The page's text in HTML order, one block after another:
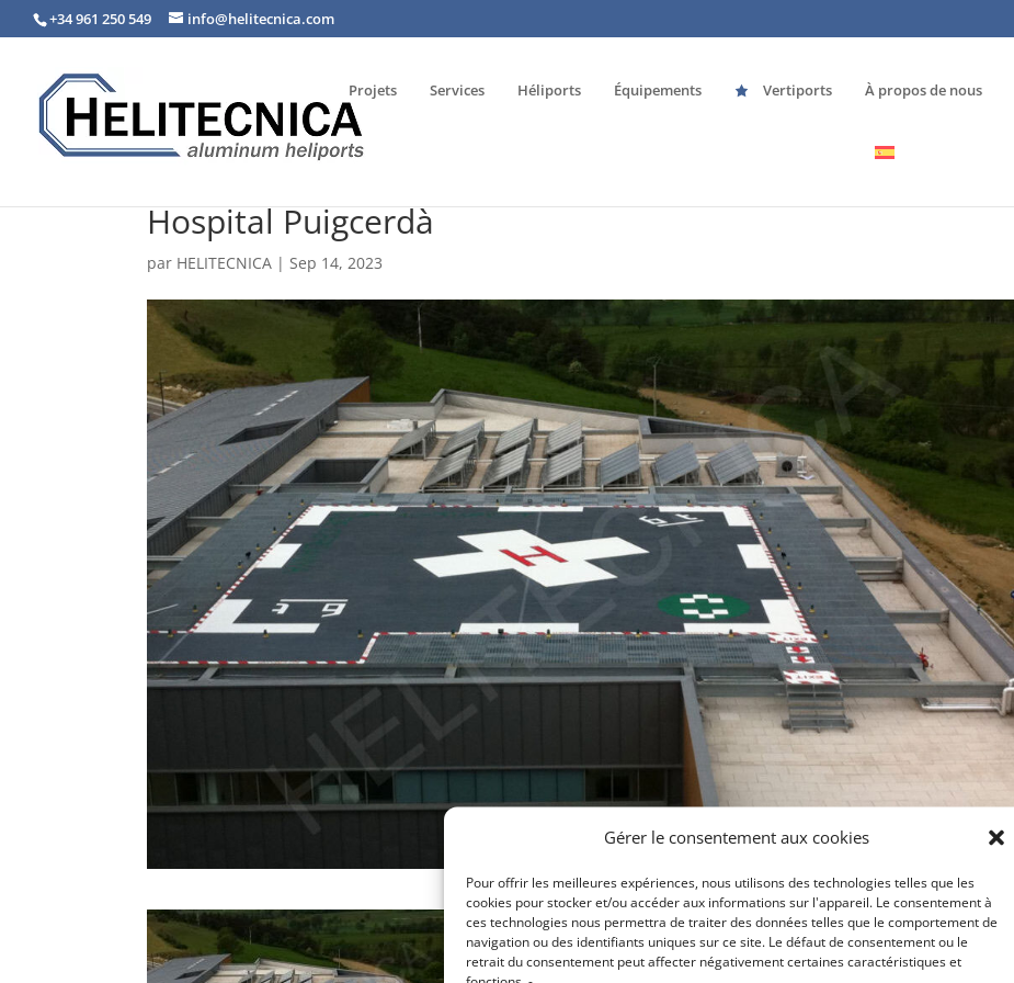
Gérer le consentement aux cookies
Pour offrir les meilleures expériences, nous utilisons des technologies telles que les
cookies pour stocker et/ou accéder aux informations sur l'appareil. Le consentement à
ces technologies nous permettra de traiter des données telles que le comportement de
navigation ou des identifiants uniques sur ce site. Le défaut de consentement ou le
retrait du consentement peut affecter négativement certaines caractéristiques et
+34 961 250 549 info@helitecnica.com
Projets Services Héliports Équipements Vertiports À propos de nous
Hospital Puigcerdà
par HELITECNICA |Sep 14, 2023